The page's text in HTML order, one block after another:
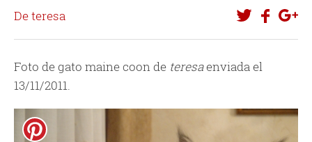
De teresa
Foto de gato maine coon de teresaenviada el
13/11/2011.